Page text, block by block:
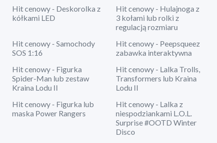
Hit cenowy - Deskorolka z
kółkami LED
Hit cenowy - Hulajnoga z
3 kołami lub rolki z
regulacją rozmiaru
Hit cenowy - Samochody
SOS 1:16
Hit cenowy - Peepsqueez
zabawka interaktywna
Hit cenowy - Figurka
Spider-Man lub zestaw
Kraina Lodu II
Hit cenowy - Lalka Trolls,
Transformers lub Kraina
Lodu II
Hit cenowy - Figurka lub
maska Power Rangers
Hit cenowy - Lalka z
niespodziankami L.O.L.
Surprise #OOTD Winter
Disco